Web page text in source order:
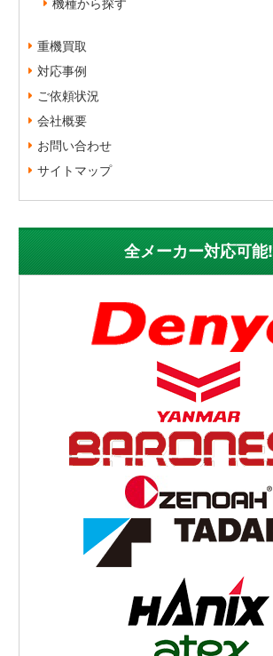
重機買取
対応事例
ご依頼状況
会社概要
お問い合わせ
サイトマップ
全メーカー対応可能!